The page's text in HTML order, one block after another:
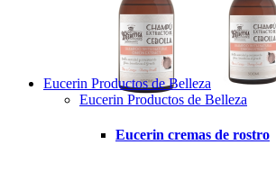
Eucerin Productos de Belleza
Eucerin Productos de Belleza
Eucerin cremas de rostro